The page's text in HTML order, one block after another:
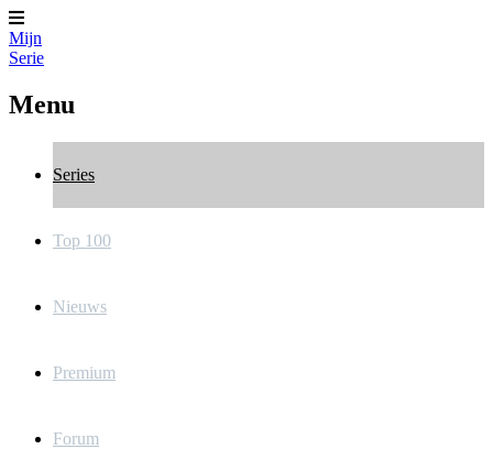
Mijn
Serie
Menu
Series
Top 100
Nieuws
Premium
Forum